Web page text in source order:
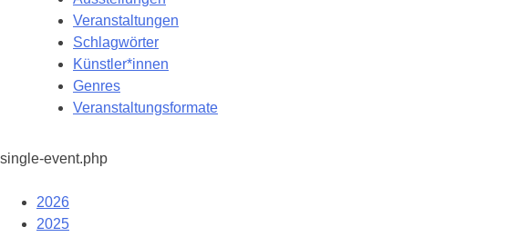
Veranstaltungen
Schlagwörter
Künstler*innen
Genres
Veranstaltungsformate
single-event.php
2026
2025